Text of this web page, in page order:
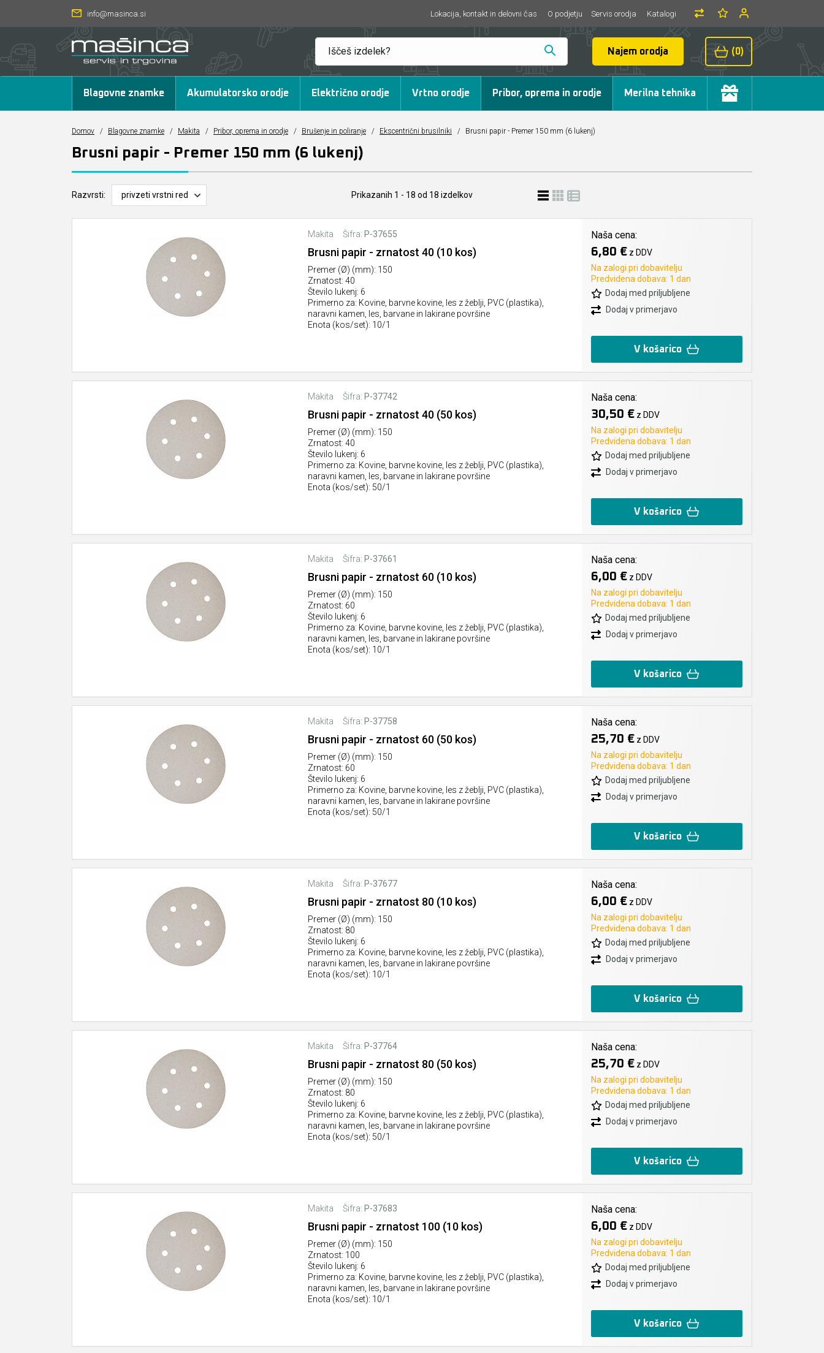
info@masinca.si Lokacija, kontakt in delovni čas O podjetju Servis orodja Katalogi
Najem orodja (0)
Blagovne znamke Akumulatorsko orodje Električno orodje Vrtno orodje Pribor, oprema in orodje Merilna tehnika
Domov / Blagovne znamke / Makita / Pribor, oprema in orodje / Brušenje in poliranje / Ekscentrični brusilniki / Brusni papir - Premer 150 mm (6 lukenj)
Brusni papir - Premer 150 mm (6 lukenj)
Razvrsti: Prikazanih 1 - 18 od 18 izdelkov
Makita Šifra: P-37655
Brusni papir - zrnatost 40 (10 kos)
Premer (Ø) (mm): 150
Zrnatost: 40
Število lukenj: 6
Primerno za: Kovine, barvne kovine, les z žeblji, PVC (plastika),
naravni kamen, les, barvane in lakirane površine
Enota (kos/set): 10/1
Naša cena:
6,80 €z DDV
Na zalogi pri dobavitelju
Predvidena dobava: 1 dan
Dodaj med priljubljene
Dodaj v primerjavo
V košarico
Makita Šifra: P-37742
Brusni papir - zrnatost 40 (50 kos)
Premer (Ø) (mm): 150
Zrnatost: 40
Število lukenj: 6
Primerno za: Kovine, barvne kovine, les z žeblji, PVC (plastika),
naravni kamen, les, barvane in lakirane površine
Enota (kos/set): 50/1
Naša cena:
30,50 €z DDV
Na zalogi pri dobavitelju
Predvidena dobava: 1 dan
Dodaj med priljubljene
Dodaj v primerjavo
V košarico
Makita Šifra: P-37661
Brusni papir - zrnatost 60 (10 kos)
Premer (Ø) (mm): 150
Zrnatost: 60
Število lukenj: 6
Primerno za: Kovine, barvne kovine, les z žeblji, PVC (plastika),
naravni kamen, les, barvane in lakirane površine
Enota (kos/set): 10/1
Naša cena:
6,00 €z DDV
Na zalogi pri dobavitelju
Predvidena dobava: 1 dan
Dodaj med priljubljene
Dodaj v primerjavo
V košarico
Makita Šifra: P-37758
Brusni papir - zrnatost 60 (50 kos)
Premer (Ø) (mm): 150
Zrnatost: 60
Število lukenj: 6
Primerno za: Kovine, barvne kovine, les z žeblji, PVC (plastika),
naravni kamen, les, barvane in lakirane površine
Enota (kos/set): 50/1
Naša cena:
25,70 €z DDV
Na zalogi pri dobavitelju
Predvidena dobava: 1 dan
Dodaj med priljubljene
Dodaj v primerjavo
V košarico
Makita Šifra: P-37677
Brusni papir - zrnatost 80 (10 kos)
Premer (Ø) (mm): 150
Zrnatost: 80
Število lukenj: 6
Primerno za: Kovine, barvne kovine, les z žeblji, PVC (plastika),
naravni kamen, les, barvane in lakirane površine
Enota (kos/set): 10/1
Naša cena:
6,00 €z DDV
Na zalogi pri dobavitelju
Predvidena dobava: 1 dan
Dodaj med priljubljene
Dodaj v primerjavo
V košarico
Makita Šifra: P-37764
Brusni papir - zrnatost 80 (50 kos)
Premer (Ø) (mm): 150
Zrnatost: 80
Število lukenj: 6
Primerno za: Kovine, barvne kovine, les z žeblji, PVC (plastika),
naravni kamen, les, barvane in lakirane površine
Enota (kos/set): 50/1
Naša cena:
25,70 €z DDV
Na zalogi pri dobavitelju
Predvidena dobava: 1 dan
Dodaj med priljubljene
Dodaj v primerjavo
V košarico
Makita Šifra: P-37683
Brusni papir - zrnatost 100 (10 kos)
Premer (Ø) (mm): 150
Zrnatost: 100
Število lukenj: 6
Primerno za: Kovine, barvne kovine, les z žeblji, PVC (plastika),
naravni kamen, les, barvane in lakirane površine
Enota (kos/set): 10/1
Naša cena:
6,00 €z DDV
Na zalogi pri dobavitelju
Predvidena dobava: 1 dan
Dodaj med priljubljene
Dodaj v primerjavo
V košarico